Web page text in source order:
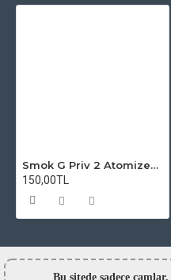
Smok G Priv 2 Atomizer Camı
150,00TL
Bu sitede sadece camlar,